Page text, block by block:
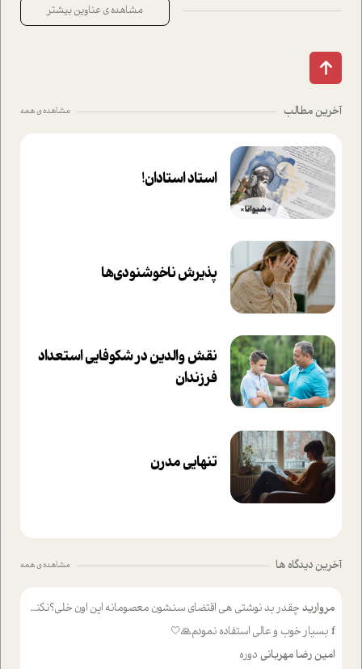
مشاهده ی عناوین بیشتر
آخرین مطالب مشاهده ی همه
استاد استادان!
پذیرش ناخوشنودی‌ها
نقش والدین در شکوفا‌یی ا‌ستعداد
فرزندان‌
تنهایی مدرن
آخرین دیدگاه ها مشاهده ی همه
مروارید چقدر بد نوشتی هی اقتضای سنشون معصومانه این اون خلی؟نکنه تا چهل سالگی پوشکت میکردن و شیر میخوردی که به اینا میگی کودک
f بسیار خوب و عالی استفاده نمودم🙏🤍
امین رضا مهربانی دوره